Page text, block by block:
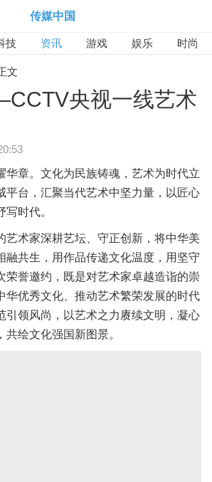
传媒中国
技 资讯 游戏 娱乐 时尚
文
央视一线艺术
华章。文化为民族铸魂，艺术为时代立
平台，汇聚当代艺术中坚力量，以匠心
时代。
艺术家深耕艺坛、守正创新，将中华美
融共生，用作品传递文化温度，用坚守
荣誉邀约，既是对艺术家卓越造诣的崇
华优秀文化、推动艺术繁荣发展的时代
引领风尚，以艺术之力赓续文明，凝心
绘文化强国新图景。